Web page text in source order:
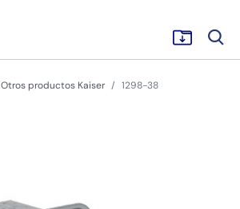
Otros productos Kaiser 1298-38